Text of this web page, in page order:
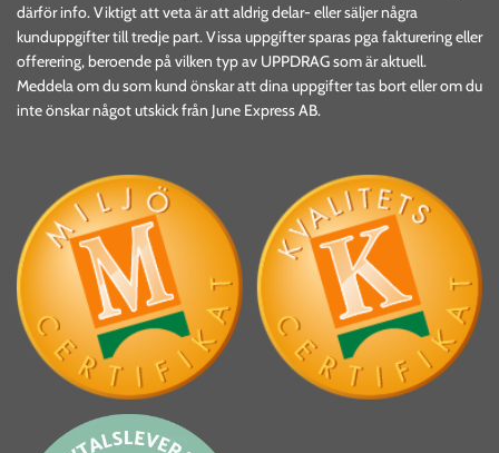
därför info. Viktigt att veta är att aldrig delar- eller säljer några
kunduppgifter till tredje part. Vissa uppgifter sparas pga fakturering eller
offerering, beroende på vilken typ av UPPDRAG som är aktuell.
Meddela om du som kund önskar att dina uppgifter tas bort eller om du
inte önskar något utskick från June Express AB.